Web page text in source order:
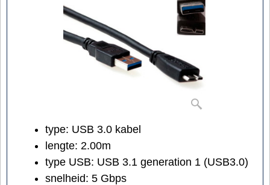
type: USB 3.0 kabel
lengte: 2.00m
type USB: USB 3.1 generation 1 (USB3.0)
snelheid: 5 Gbps